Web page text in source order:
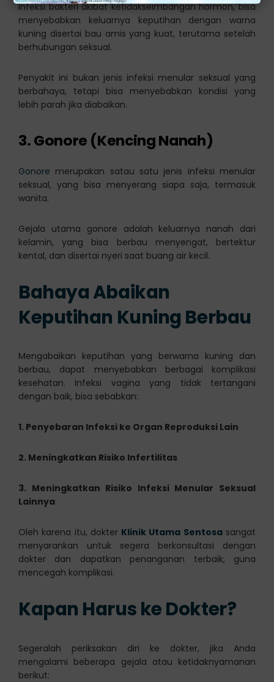
Infeksi bakteri akibat ketidakseimbangan hormon, bisa
menyebabkan keluarnya keputihan dengan warna
kuning disertai bau amis yang kuat, terutama setelah
berhubungan seksual.
Penyakit ini bukan jenis infeksi menular seksual yang
berbahaya, tetapi bisa menyebabkan kondisi yang
lebih parah jika diabaikan.
3. Gonore (Kencing Nanah)
Gonore merupakan satau satu jenis infeksi menular
seksual, yang bisa menyerang siapa saja, termasuk
wanita.
Gejala utama gonore adalah keluarnya nanah dari
kelamin, yang bisa berbau menyengat, bertektur
kental, dan disertai nyeri saat buang air kecil.
Bahaya Abaikan
Keputihan Kuning Berbau
Mengabaikan keputihan yang berwarna kuning dan
berbau, dapat menyebabkan berbagai komplikasi
kesehatan. Infeksi vagina yang tidak tertangani
dengan baik, bisa sebabkan:
1. Penyebaran Infeksi ke Organ Reproduksi Lain
2. Meningkatkan Risiko Infertilitas
3. Meningkatkan Risiko Infeksi Menular Seksual
Lainnya
Oleh karena itu, dokter Klinik Utama Sentosasangat
menyarankan untuk segera berkonsultasi dengan
dokter dan dapatkan penanganan terbaik, guna
mencegah komplikasi.
Kapan Harus ke Dokter?
Segeralah periksakan diri ke dokter, jika Anda
mengalami beberapa gejala atau ketidaknyamanan
berikut: